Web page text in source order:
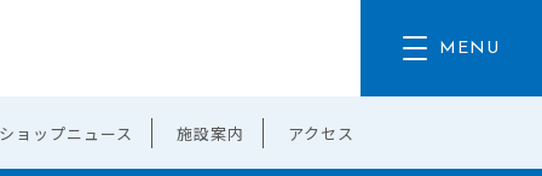
ョップニュース 施設案内 アクセス